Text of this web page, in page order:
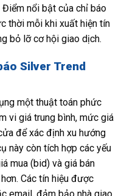
nổi bật của chỉ báo
thời mỗi khi xuất hiện tín
bỏ lỡ cơ hội giao dịch.
Silver Trend
một thuật toán phức
vi giá trung bình, mức giá
để xác định xu hướng
này còn tích hợp các yếu
mua (bid) và giá bán
Các tín hiệu được